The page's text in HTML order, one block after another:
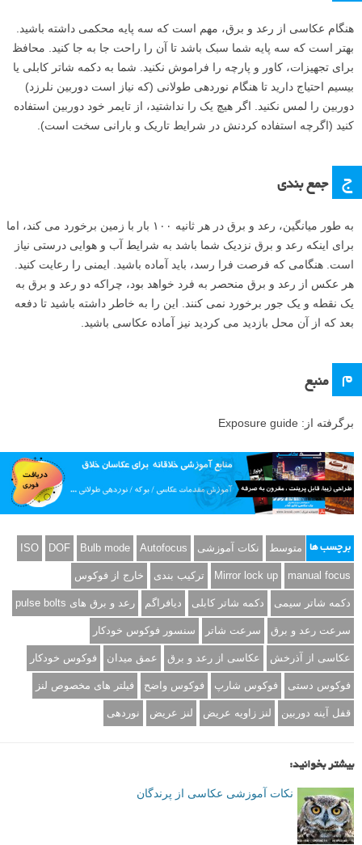
هنگام عکاسی از رعد و برق، مهم است که سه پایه محکمی داشته باشید.
بهتر است که سه پایه شما سبک باشد تا آن را راحت جا به جا کنید. محافظ
برای تجهیزات، کاور و پارچه را فراموش نکنید. شما به دکمه شاتر کابلی یا
بیسیم احتیاج دارید تا هنگام نوردهی طولانی (که نیاز است دوربین نلرزد)
دوربین را لمس نکنید. اگر هیچ یک را نداشتید، از تایمر خود دوربین استفاده
کنید (اگرچه استفاده کردنش در شرایط تاریک و بارانی سخت است).
ج جمع بندی
به طور میانگین، رعد و برق در هر ثانیه ۱۰۰ بار با زمین برخورد می کند، اما
برای اینکه رعد و برق نزدیک شما باشد به شرایط آب و هوایی درستی نیاز
است. هنگامی که فرصت فرا رسد، باید آماده باشید. ایمنی را رعایت کنید.
هر عکس از رعد و برق منحصر به فرد خواهد بود، چراکه دو رعد و برق به
یک نقطه و یک جور برخورد نمی کنند. این را به خاطر داشته باشید تا دفعه
بعد که از آن محل بازدید می کردید نیز آماده عکاسی باشید.
م منبع
برگرفته از: Exposure guide
برچسب ها متوسط نکات آموزشی Autofocus
Bulb mode
DOF
ISO
manual focus
Mirror lock up ترکیب بندی خارج از فوکوس
دکمه شاتر سیمی دکمه شاتر کابلی دیافراگم رعد و برق های pulse bolts
سرعت رعد و برق سرعت شاتر سنسور فوکوس خودکار
عکاسی از آذرخش عکاسی از رعد و برق عمق میدان فوکوس خودکار
فوکوس دستی فوکوس شارپ فوکوس واضح فیلتر های مخصوص لنز
قفل آینه دوربین لنز زاویه عریض لنز عریض نوردهی
بیشتر بخوانید:
نکات آموزشی عکاسی از پرندگان